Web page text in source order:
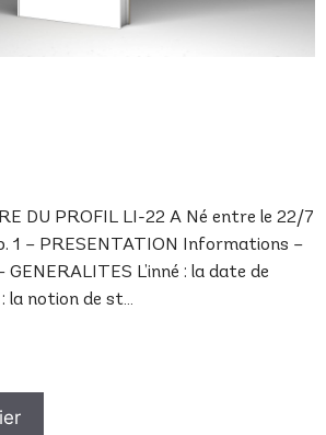
DU PROFIL LI-22 A Né entre le 22/7
1 – PRESENTATION Informations –
L’inné : la date de
: la notion de st…